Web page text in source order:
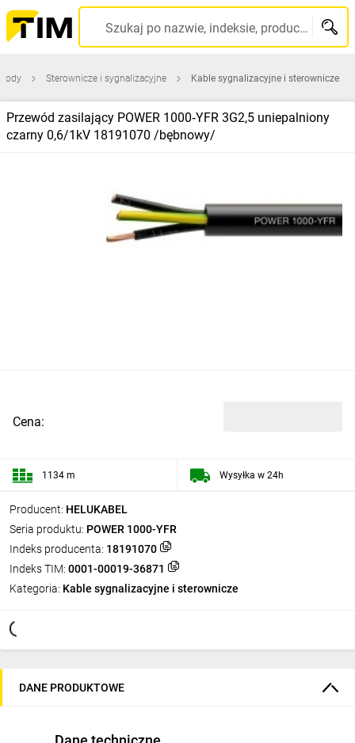
Szukaj po nazwie, indeksie, producencie, kodzie kreskowym...
Sterownicze i sygnalizacyjne Kable sygnalizacyjne i sterownicze
Przewód zasilający POWER 1000‑YFR 3G2,5 uniepalniony
czarny 0,6/1kV 18191070 /bębnowy/
Producent: HELUKABEL
Seria produktu: POWER 1000-YFR
Indeks producenta: 18191070
Indeks TIM: 0001-00019-36871
Kategoria: Kable sygnalizacyjne i sterownicze
Cena:
1134 m Wysyłka w 24h
DANE PRODUKTOWE